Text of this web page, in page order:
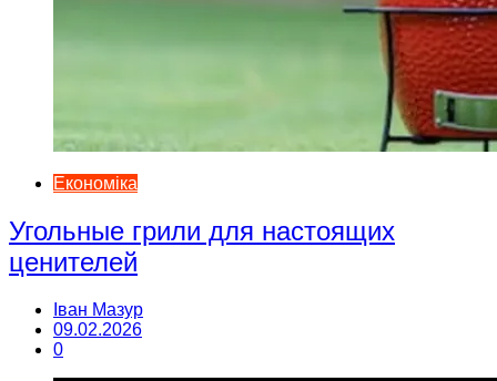
Економіка
Угольные грили для настоящих
ценителей
Іван Мазур
09.02.2026
0